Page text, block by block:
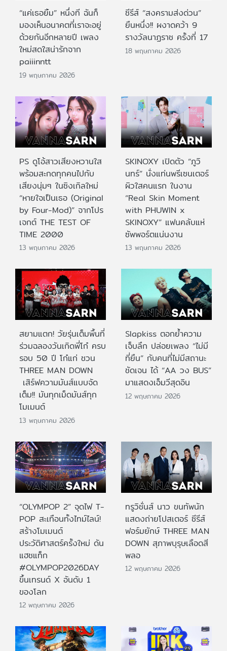
“แค่เธอยิ้ม” หนึ่งที ฉันก็
มองเห็นอนาคตที่เราจะอยู่
ด้วยกันอีกหลายปี เพลง
ใหม่สดใสน่ารักจาก
paiiinntt
19 พฤษภาคม 2026
ซีรีส์ “สงครามส่งด่วน”
ยืนหนึ่ง!! ผงาดคว้า 9
รางวัลนาฏราช ครั้งที่ 17
18 พฤษภาคม 2026
PS ดูโอ้สาวเสียงหวานใส
พร้อมสะกดทุกคนไปกับ
เสียงนุ่มๆ ในซิงเกิลใหม่
“หายใจเป็นเธอ (Original
by Four-Mod)” จากโปร
เจกต์ THE TEST OF
TIME 2000
13 พฤษภาคม 2026
SKINOXY เปิดตัว “ภูวิ
นทร์” นั่งแท่นพรีเซนเตอร์
ผิวใสคนแรก ในงาน
“Real Skin Moment
with PHUWIN x
SKINOXY” แฟนคลับแห่
ซัพพอร์ตแน่นงาน
13 พฤษภาคม 2026
สยามแตก! วัยรุ่นเต็มพื้นที่
ร่วมฉลองวันเกิดพี่โก๋ ครบ
รอบ 50 ปี โก๋แก่ ชวน
THREE MAN DOWN
เสิร์ฟความมันส์แบบจัด
เต็ม!! มันทุกเม็ดมันส์ทุก
โมเมนต์
13 พฤษภาคม 2026
Slapkiss ตอกย้ำความ
เจ็บลึก ปล่อยเพลง “ไม่มี
ที่ยืน” กับคนที่ไม่มีสถานะ
ชัดเจน ได้ “AA วง BUS”
มาแสดงเอ็มวีสุดอิน
12 พฤษภาคม 2026
“OLYMPOP 2” จุดไฟ T-
POP สะเทือนทั้งไทม์ไลน์!
สร้างโมเมนต์
ประวัติศาสตร์ครั้งใหม่ ดัน
แฮชแท็ก
#OLYMPOP2026DAY
ขึ้นเทรนด์ X อันดับ 1
ของโลก
12 พฤษภาคม 2026
ทรูวิชั่นส์ นาว ขนทัพนัก
แสดงถ่ายโปสเตอร์ ซีรีส์
ฟอร์มยักษ์ THREE MAN
DOWN สุภาพบุรุษเลือดสี
พลอ
12 พฤษภาคม 2026